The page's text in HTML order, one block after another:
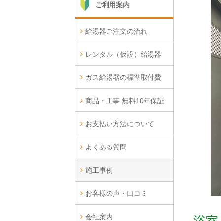
ご利用案内
給湯器ご注文の流れ
レンタル（仮設）給湯器
ガス給湯器の標準取付費
商品・工事 無料10年保証
お支払い方法について
よくある質問
施工事例
お客様の声・口コミ
会社案内